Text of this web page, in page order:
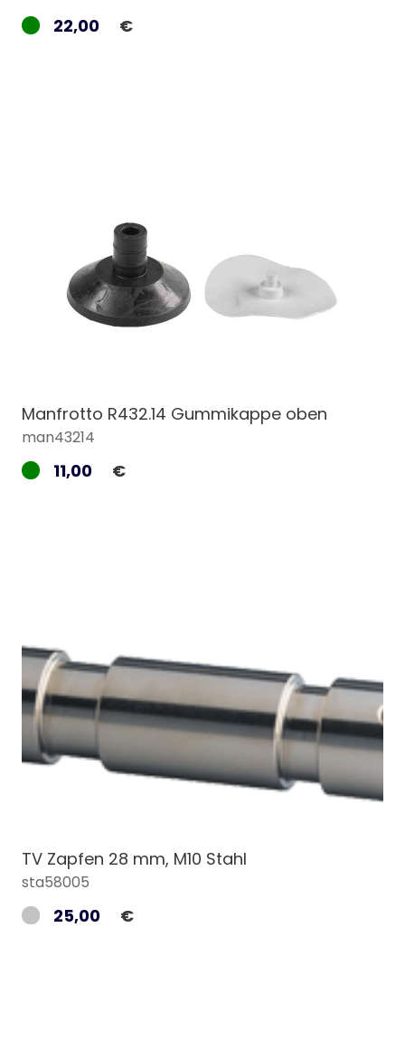
22,00 €
Manfrotto R432.14 Gummikappe oben
man43214
11,00 €
TV Zapfen 28 mm, M10 Stahl
sta58005
25,00 €